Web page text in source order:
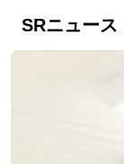
SRニュース